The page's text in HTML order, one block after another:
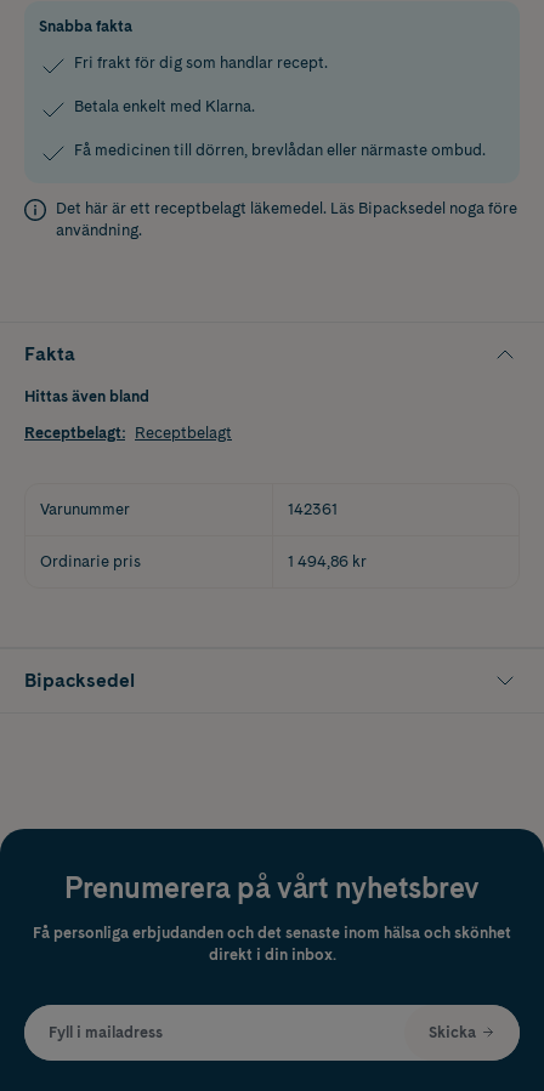
Snabba fakta
Fri frakt för dig som handlar recept.
Betala enkelt med Klarna.
Få medicinen till dörren, brevlådan eller närmaste ombud.
Det här är ett receptbelagt läkemedel. Läs Bipacksedel noga före
användning.
Fakta
Hittas även bland
Receptbelagt: Receptbelagt
Varunummer 142361
Ordinarie pris 1 494,86 kr
Bipacksedel
Prenumerera på vårt nyhetsbrev
Få personliga erbjudanden och det senaste inom hälsa och skönhet
direkt i din inbox.
Fyll i mailadress Skicka